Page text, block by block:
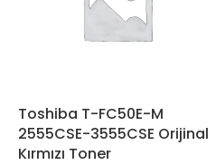
Toshiba T-FC50E-M
2555CSE-3555CSE Orijinal
Kırmızı Toner